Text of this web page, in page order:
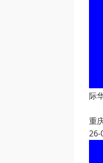
际
重
26-